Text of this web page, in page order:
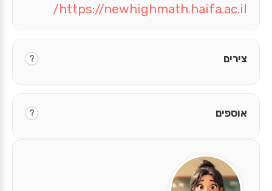
https://newhighmath.haifa.ac.il/
צירים ?
אוספים ?